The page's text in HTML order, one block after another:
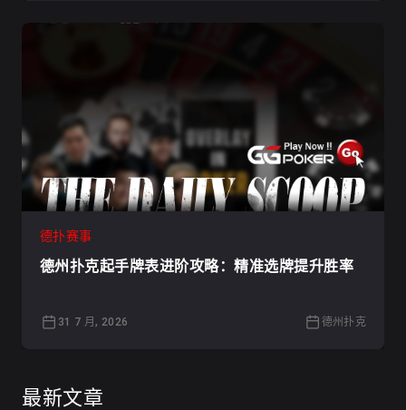
德扑赛事
德州扑克起手牌表进阶攻略：精准选牌提升胜率
31 7 月, 2026 德州扑克
最新文章